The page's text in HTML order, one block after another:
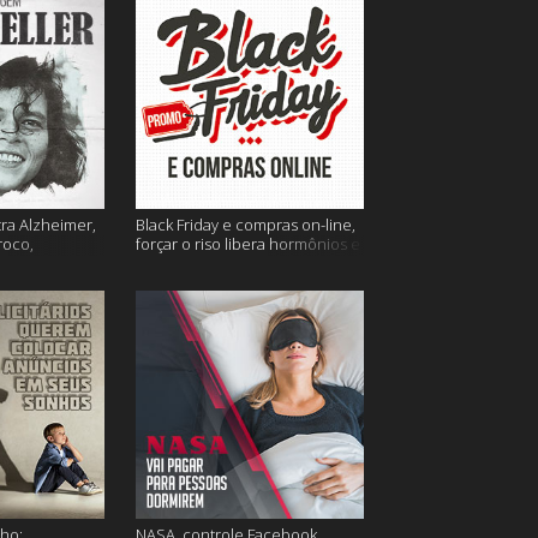
Alzheimer,
Black Friday e compras on-line,
forçar o riso libera hormônios e